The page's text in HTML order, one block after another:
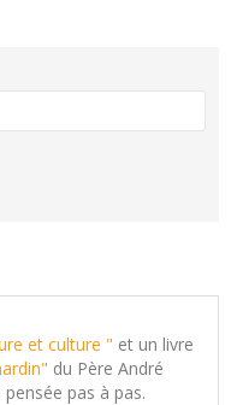
et culture " et un livre
du Père André
pas à pas.